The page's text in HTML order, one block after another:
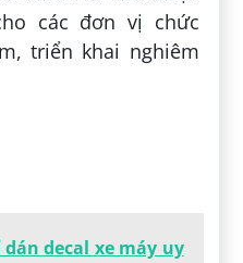
các đơn vị chức
triển khai nghiêm
dán decal xe máy uy